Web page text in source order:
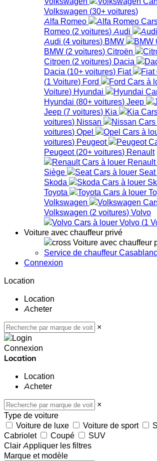
Volkswagen (30+ voitures)
Alfa Romeo
Romeo (2 voitures) Audi
Audi (4 voitures) BMW
BMW (2 voitures) Citroën
Citroen (2 voitures) Dacia
Dacia (10+ voitures) Fiat
(1 Voiture) Ford
Voiture) Hyundai
Hyundai (80+ voitures) Jeep
Jeep (7 voitures) Kia
voitures) Nissan
voitures) Opel
voitures) Peugeot
Peugeot (20+ voitures) Renault
Renault
Siège
Seat
Skoda
Toyota
Volkswagen
Volkswagen (2 voitures) Volvo
Volvo (1
Voiture avec chauffeur privé
Voiture avec chauffeur
Service de chauffeur
Connexion
Location
Location
Acheter
×
Connexion
Location
Location
Acheter
×
Type de voiture
Voiture de luxe
Voiture de sport
Cabriolet
Coupé
SUV
Clair Appliquer les filtres
Marque et modèle